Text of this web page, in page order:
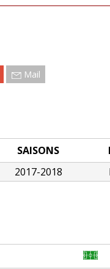
Mail
SAISONS
2017-2018